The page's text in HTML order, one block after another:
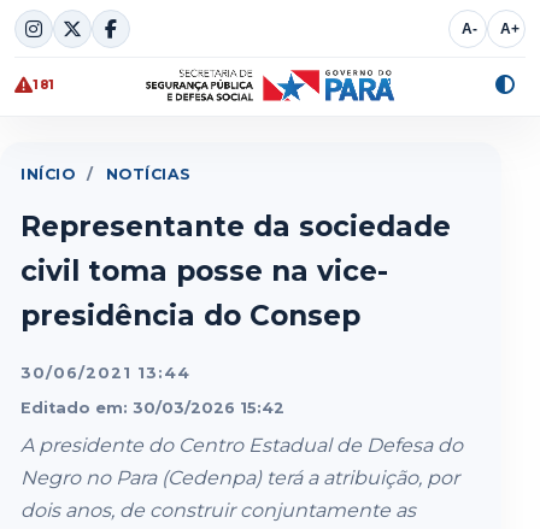
Skip
to
content
A- A+
181
INÍCIO / NOTÍCIAS
Representante da sociedade
civil toma posse na vice-
presidência do Consep
30/06/2021 13:44
Editado em: 30/03/2026 15:42
A presidente do Centro Estadual de Defesa do
Negro no Para (Cedenpa) terá a atribuição, por
dois anos, de construir conjuntamente as